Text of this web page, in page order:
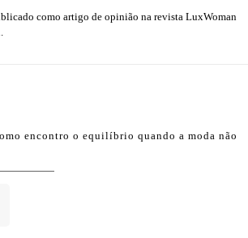
como artigo de opinião na revista LuxWoman
encontro o equilíbrio quando a moda não